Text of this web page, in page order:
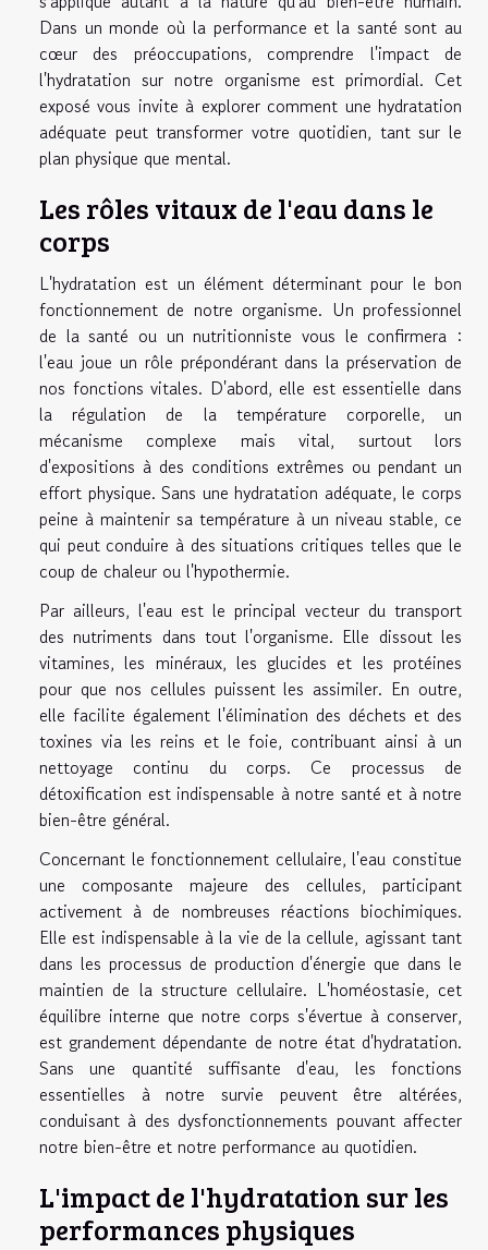
Dans un monde où la performance et la santé sont au
cœur des préoccupations, comprendre l'impact de
l'hydratation sur notre organisme est primordial. Cet
exposé vous invite à explorer comment une hydratation
adéquate peut transformer votre quotidien, tant sur le
plan physique que mental.
Les rôles vitaux de l'eau dans le
corps
L'hydratation est un élément déterminant pour le bon
fonctionnement de notre organisme. Un professionnel
de la santé ou un nutritionniste vous le confirmera :
l'eau joue un rôle prépondérant dans la préservation de
nos fonctions vitales. D'abord, elle est essentielle dans
la régulation de la température corporelle, un
mécanisme complexe mais vital, surtout lors
d'expositions à des conditions extrêmes ou pendant un
effort physique. Sans une hydratation adéquate, le corps
peine à maintenir sa température à un niveau stable, ce
qui peut conduire à des situations critiques telles que le
coup de chaleur ou l'hypothermie.
Par ailleurs, l'eau est le principal vecteur du transport
des nutriments dans tout l'organisme. Elle dissout les
vitamines, les minéraux, les glucides et les protéines
pour que nos cellules puissent les assimiler. En outre,
elle facilite également l'élimination des déchets et des
toxines via les reins et le foie, contribuant ainsi à un
nettoyage continu du corps. Ce processus de
détoxification est indispensable à notre santé et à notre
bien-être général.
Concernant le fonctionnement cellulaire, l'eau constitue
une composante majeure des cellules, participant
activement à de nombreuses réactions biochimiques.
Elle est indispensable à la vie de la cellule, agissant tant
dans les processus de production d'énergie que dans le
maintien de la structure cellulaire. L'homéostasie, cet
équilibre interne que notre corps s'évertue à conserver,
est grandement dépendante de notre état d'hydratation.
Sans une quantité suffisante d'eau, les fonctions
essentielles à notre survie peuvent être altérées,
conduisant à des dysfonctionnements pouvant affecter
notre bien-être et notre performance au quotidien.
L'impact de l'hydratation sur les
performances physiques